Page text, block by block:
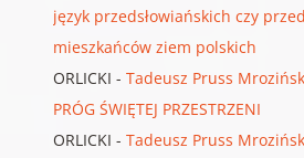
język przedsłowiańskich czy
mieszkańców ziem polskich
ORLICKI - Tadeusz Pruss Mroziński
PRÓG ŚWIĘTEJ PRZESTRZENI
ORLICKI - Tadeusz Pruss Mroziński